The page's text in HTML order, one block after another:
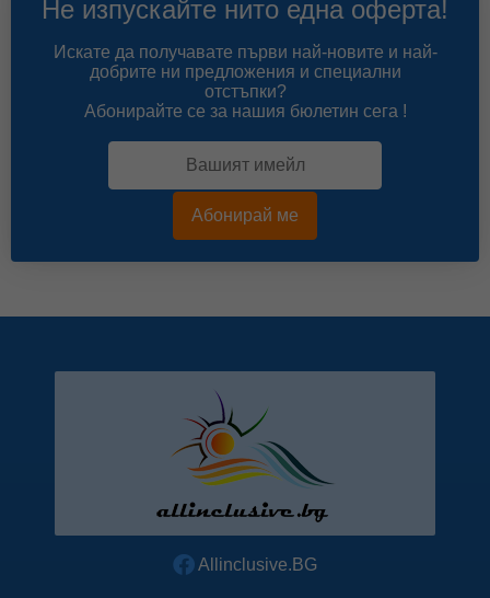
Не изпускайте нито една оферта!
Искате да получавате първи най-новите и най-
добрите ни предложения и специални
отстъпки?
Абонирайте се за нашия бюлетин сега !
Абонирай ме
Allinclusive.BG